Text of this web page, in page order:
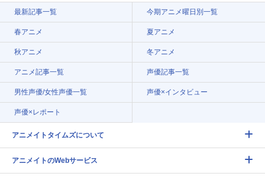
最新記事一覧 今期アニメ曜日別一覧
春アニメ 夏アニメ
秋アニメ 冬アニメ
アニメ記事一覧 声優記事一覧
男性声優/女性声優一覧 声優×インタビュー
声優×レポート
アニメイトタイムズについて
アニメイトのWebサービス